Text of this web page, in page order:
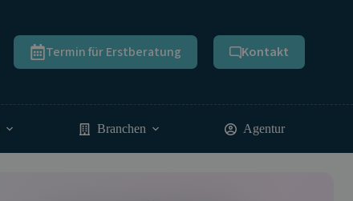
Termin für Erstberatung Kontakt
Branchen Agentur